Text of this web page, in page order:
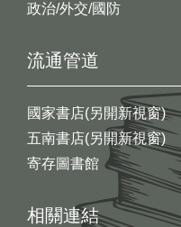
政治/外交/國防
流通管道
國家書店(另開新視窗)
五南書店(另開新視窗)
寄存圖書館
相關連結